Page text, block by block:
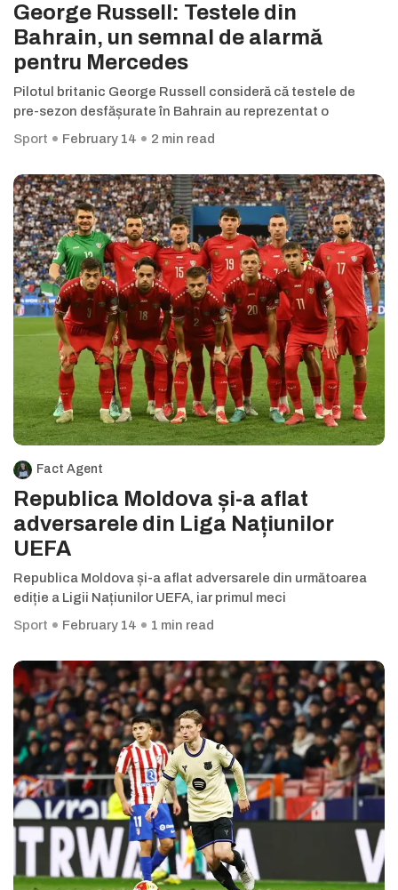
George Russell: Testele din
Bahrain, un semnal de alarmă
pentru Mercedes
Pilotul britanic George Russell consideră că testele de
pre-sezon desfășurate în Bahrain au reprezentat o
Sport
February 14 2 min read
Fact Agent
Republica Moldova și-a aflat
adversarele din Liga Națiunilor
UEFA
Republica Moldova și-a aflat adversarele din următoarea
ediție a Ligii Națiunilor UEFA, iar primul meci
Sport
February 14 1 min read